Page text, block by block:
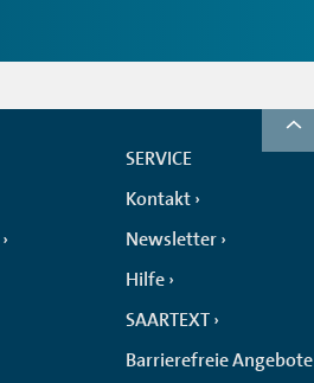
SERVICE
Kontakt
Newsletter
Hilfe
SAARTEXT
Barrierefreie Angebote